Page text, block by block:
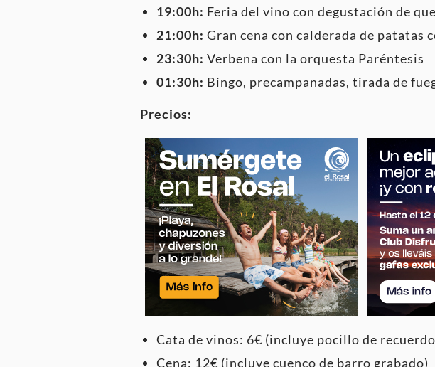
19:00h: Feria del vino con degustación de
21:00h: Gran cena con calderada de patatas
23:30h: Verbena con la orquesta Paréntesis
01:30h: Bingo, precampanadas, tirada de
Precios:
Cata de vinos: 6€ (incluye pocillo de
Cena: 12€ (incluye cuenco de barro grabado)